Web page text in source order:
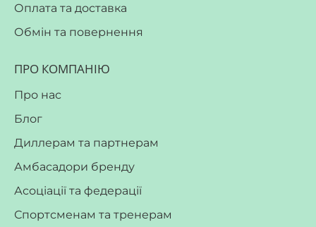
Оплата та доставка
Обмін та повернення
ПРО КОМПАНІЮ
Про нас
Блог
Диллерам та партнерам
Амбасадори бренду
Асоціації та федерації
Спортсменам та тренерам